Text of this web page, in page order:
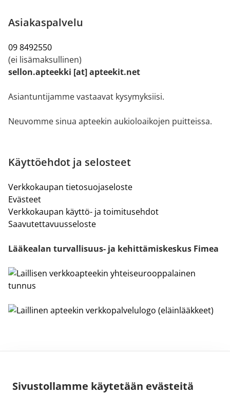
Sivustollamme käytetään evästeitä
Asiakaspalvelu
09 8492550
(ei lisämaksullinen)
sellon.apteekki [at] apteekit.net
Asiantuntijamme vastaavat kysymyksiisi.
Neuvomme sinua apteekin aukioloaikojen puitteissa.
Käyttöehdot ja selosteet
Verkkokaupan tietosuojaseloste
Evästeet
Verkkokaupan käyttö- ja toimitusehdot
Saavutettavuusseloste
Lääkealan turvallisuus- ja kehittämiskeskus Fimea